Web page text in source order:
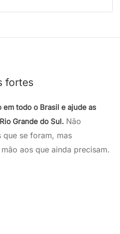
fortes
todo o Brasil e ajude as
Grande do Sul. Não
que se foram, mas
aos que ainda precisam.